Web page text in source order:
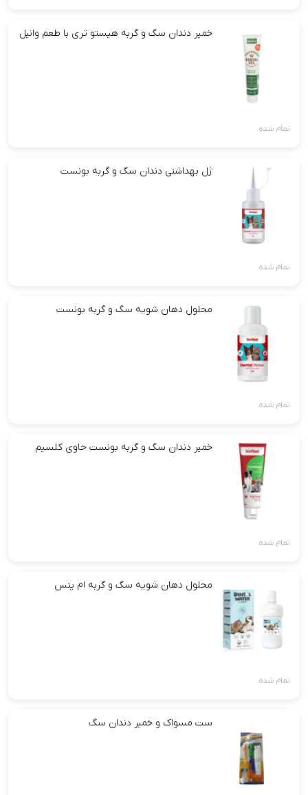
خمیر دندان سگ و گربه هیستو تری با طعم وانیل
تمام شده
ژل بهداشتی دندان سگ و گربه بونست
تمام شده
محلول دهان شویه سگ و گربه بونست
تمام شده
خمیر دندان سگ و گربه بونست حاوی کلسیم
تمام شده
محلول دهان شویه سگ و گربه ام پتس
تمام شده
ست مسواک و خمیر دندان سگ